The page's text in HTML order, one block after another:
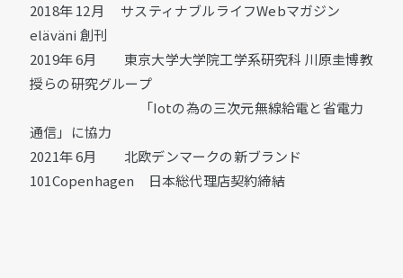
2018年 12⽉ サスティナブルライフWebマガジン
eläväni 創刊
2019年 6⽉ 東京⼤学⼤学院⼯学系研究科 川原圭博教
授らの研究グループ
「Iotの為の三次元無線給電と省電力
通信」に協力
2021年 6⽉ 北欧デンマークの新ブランド
101Copenhagen 日本総代理店契約締結